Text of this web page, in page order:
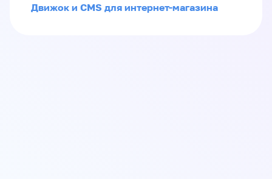
Движок и CMS для интернет-магазина